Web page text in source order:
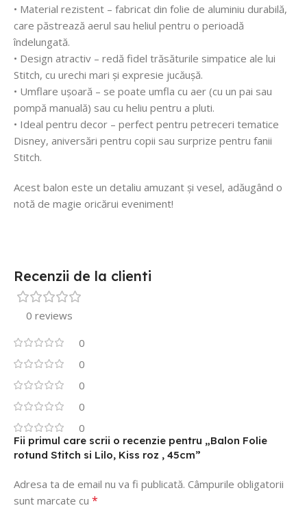
• Material rezistent – fabricat din folie de aluminiu durabilă,
care păstrează aerul sau heliul pentru o perioadă
îndelungată.
• Design atractiv – redă fidel trăsăturile simpatice ale lui
Stitch, cu urechi mari și expresie jucăușă.
• Umflare ușoară – se poate umfla cu aer (cu un pai sau
pompă manuală) sau cu heliu pentru a pluti.
• Ideal pentru decor – perfect pentru petreceri tematice
Disney, aniversări pentru copii sau surprize pentru fanii
Stitch.
Acest balon este un detaliu amuzant și vesel, adăugând o
notă de magie oricărui eveniment!
Recenzii de la clienti
0 reviews
0
0
0
0
0
Fii primul care scrii o recenzie pentru „Balon Folie
rotund Stitch si Lilo, Kiss roz , 45cm”
Adresa ta de email nu va fi publicată. Câmpurile obligatorii
sunt marcate cu *